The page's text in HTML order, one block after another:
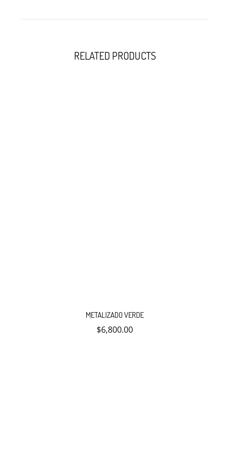
RELATED PRODUCTS
METALIZADO VERDE
$6,800.00